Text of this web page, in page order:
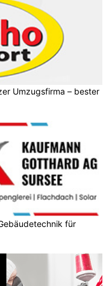
Umzugsfirma – bester
für